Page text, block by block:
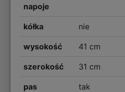
napoje
kółka nie
wysokość 41 cm
szerokość 31 cm
pas
tak